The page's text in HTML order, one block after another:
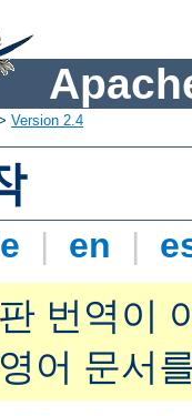
Version 2.4
| en |
번역이
어 문서